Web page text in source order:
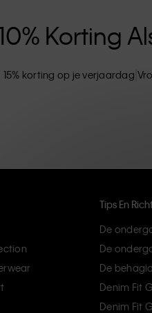
Korting
15% korting op je verjaardag
Tips En
De
De
De
Denim Fit
Denim Fit